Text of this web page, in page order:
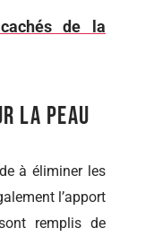
de la
la peau
à éliminer les
l’apport
remplis de